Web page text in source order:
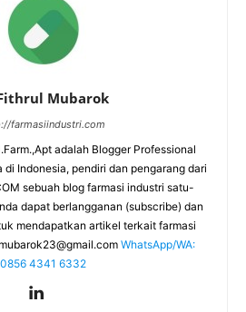
Mubarok
farmasiindustri.com
adalah Blogger Professional
di Indonesia, pendiri dan pengarang dari
sebuah blog farmasi industri satu-
dapat berlangganan (subscribe) dan
mendapatkan artikel terkait farmasi
WhatsApp/WA:
0856 4341 6332